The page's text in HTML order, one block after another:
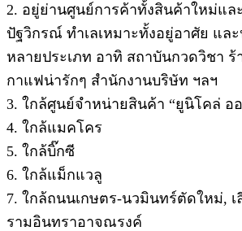
2. อยู่ย่านศูนย์การค้าทั้งสินค้าใหม่แล
ปัฐวิกรณ์ ทำเลเหมาะทั้งอยู่อาศัย แล
หลายประเภท อาทิ สถาบันกวดวิชา ร้
กาแฟน่ารักๆ สำนักงานบริษัท ฯลฯ
3. ใกล้ศูนย์จำหน่ายสินค้า “ยูนิโคล่ อ
4. ใกล้แมคโคร
5. ใกล้บิ๊กซี
6. ใกล้แม็กแวลู
7. ใกล้ถนนเกษตร-นวมินทร์ตัดใหม่,
รามอินทราอาจณรงค์